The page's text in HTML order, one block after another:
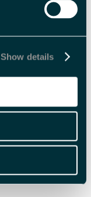
Show details